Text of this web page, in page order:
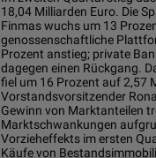
18,04 Milliarden Euro. Die
Finmas wuchs um 13
genossenschaftliche
Prozent anstieg; private
dagegen einen Rückgang.
fiel um 16 Prozent auf 2,57
Vorstandsvorsitzender
Gewinn von Marktanteilen
Marktschwankungen
Vorzieheffekts im ersten
Käufe von